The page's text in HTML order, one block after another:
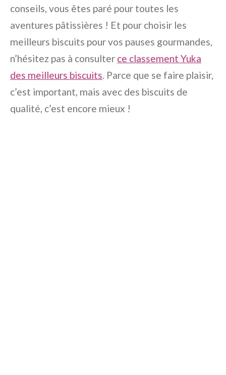
conseils, vous êtes paré pour toutes les
aventures pâtissières ! Et pour choisir les
meilleurs biscuits pour vos pauses gourmandes,
n’hésitez pas à consulter ce classement Yuka
des meilleurs biscuits. Parce que se faire plaisir,
c’est important, mais avec des biscuits de
qualité, c’est encore mieux !